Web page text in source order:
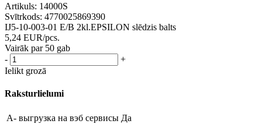
Artikuls: 14000S
Svītrkods: 4770025869390
IJ5-10-003-01 E/B 2kl.EPSILON slēdzis balts
5,24 EUR/pcs.
Vairāk par 50 gab
-
+
Ielikt grozā
Raksturlielumi
A- выгрузка на вэб сервисы Да